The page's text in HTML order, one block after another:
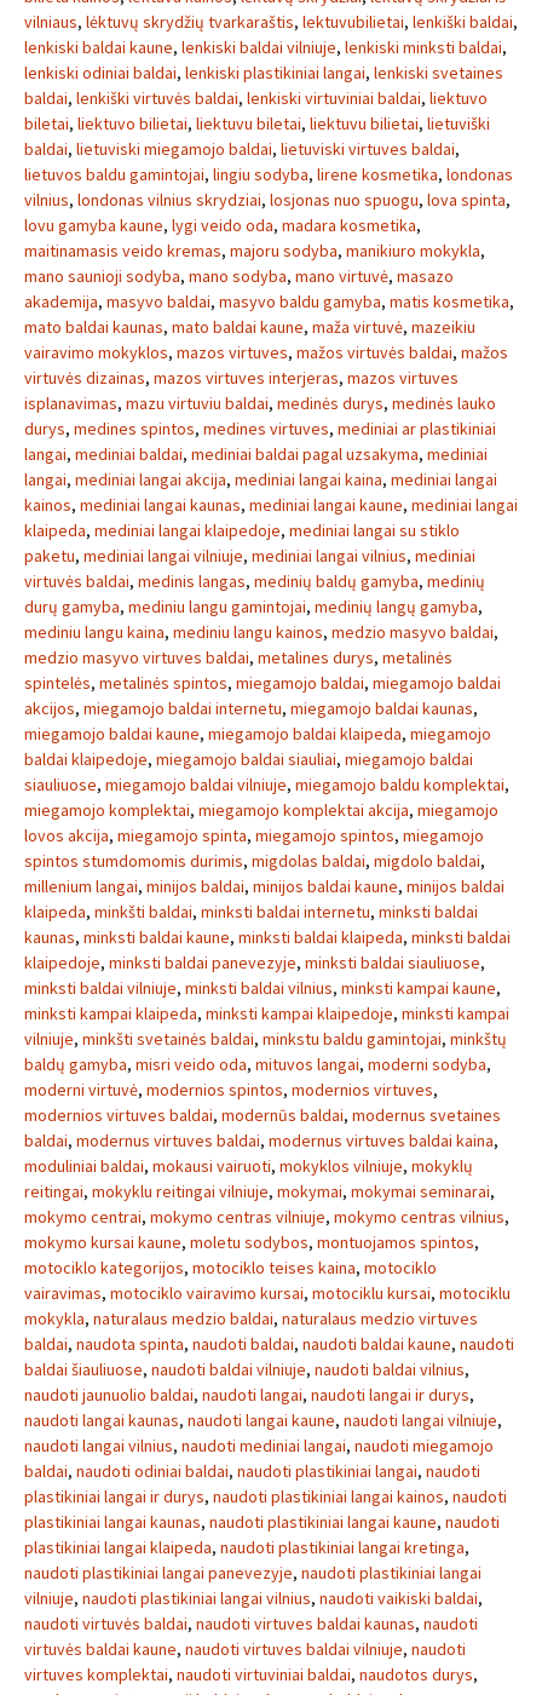
vilniaus, lėktuvų skrydžių tvarkaraštis, lektuvubilietai, lenkiški baldai,
lenkiski baldai kaune, lenkiski baldai vilniuje, lenkiski minksti baldai,
lenkiski odiniai baldai, lenkiski plastikiniai langai, lenkiski svetaines
baldai, lenkiški virtuvės baldai, lenkiski virtuviniai baldai, liektuvo
biletai, liektuvo bilietai, liektuvu biletai, liektuvu bilietai, lietuviški
baldai, lietuviski miegamojo baldai, lietuviski virtuves baldai,
lietuvos baldu gamintojai, lingiu sodyba, lirene kosmetika, londonas
vilnius, londonas vilnius skrydziai, losjonas nuo spuogu, lova spinta,
lovu gamyba kaune, lygi veido oda, madara kosmetika,
maitinamasis veido kremas, majoru sodyba, manikiuro mokykla,
mano saunioji sodyba, mano sodyba, mano virtuvė, masazo
akademija, masyvo baldai, masyvo baldu gamyba, matis kosmetika,
mato baldai kaunas, mato baldai kaune, maža virtuvė, mazeikiu
vairavimo mokyklos, mazos virtuves, mažos virtuvės baldai, mažos
virtuvės dizainas, mazos virtuves interjeras, mazos virtuves
isplanavimas, mazu virtuviu baldai, medinės durys, medinės lauko
durys, medines spintos, medines virtuves, mediniai ar plastikiniai
langai, mediniai baldai, mediniai baldai pagal uzsakyma, mediniai
langai, mediniai langai akcija, mediniai langai kaina, mediniai langai
kainos, mediniai langai kaunas, mediniai langai kaune, mediniai langai
klaipeda, mediniai langai klaipedoje, mediniai langai su stiklo
paketu, mediniai langai vilniuje, mediniai langai vilnius, mediniai
virtuvės baldai, medinis langas, medinių baldų gamyba, medinių
durų gamyba, mediniu langu gamintojai, medinių langų gamyba,
mediniu langu kaina, mediniu langu kainos, medzio masyvo baldai,
medzio masyvo virtuves baldai, metalines durys, metalinės
spintelės, metalinės spintos, miegamojo baldai, miegamojo baldai
akcijos, miegamojo baldai internetu, miegamojo baldai kaunas,
miegamojo baldai kaune, miegamojo baldai klaipeda, miegamojo
baldai klaipedoje, miegamojo baldai siauliai, miegamojo baldai
siauliuose, miegamojo baldai vilniuje, miegamojo baldu komplektai,
miegamojo komplektai, miegamojo komplektai akcija, miegamojo
lovos akcija, miegamojo spinta, miegamojo spintos, miegamojo
spintos stumdomomis durimis, migdolas baldai, migdolo baldai,
millenium langai, minijos baldai, minijos baldai kaune, minijos baldai
klaipeda, minkšti baldai, minksti baldai internetu, minksti baldai
kaunas, minksti baldai kaune, minksti baldai klaipeda, minksti baldai
klaipedoje, minksti baldai panevezyje, minksti baldai siauliuose,
minksti baldai vilniuje, minksti baldai vilnius, minksti kampai kaune,
minksti kampai klaipeda, minksti kampai klaipedoje, minksti kampai
vilniuje, minkšti svetainės baldai, minkstu baldu gamintojai, minkštų
baldų gamyba, misri veido oda, mituvos langai, moderni sodyba,
moderni virtuvė, modernios spintos, modernios virtuves,
modernios virtuves baldai, modernūs baldai, modernus svetaines
baldai, modernus virtuves baldai, modernus virtuves baldai kaina,
moduliniai baldai, mokausi vairuoti, mokyklos vilniuje, mokyklų
reitingai, mokyklu reitingai vilniuje, mokymai, mokymai seminarai,
mokymo centrai, mokymo centras vilniuje, mokymo centras vilnius,
mokymo kursai kaune, moletu sodybos, montuojamos spintos,
motociklo kategorijos, motociklo teises kaina, motociklo
vairavimas, motociklo vairavimo kursai, motociklu kursai, motociklu
mokykla, naturalaus medzio baldai, naturalaus medzio virtuves
baldai, naudota spinta, naudoti baldai, naudoti baldai kaune, naudoti
baldai šiauliuose, naudoti baldai vilniuje, naudoti baldai vilnius,
naudoti jaunuolio baldai, naudoti langai, naudoti langai ir durys,
naudoti langai kaunas, naudoti langai kaune, naudoti langai vilniuje,
naudoti langai vilnius, naudoti mediniai langai, naudoti miegamojo
baldai, naudoti odiniai baldai, naudoti plastikiniai langai, naudoti
plastikiniai langai ir durys, naudoti plastikiniai langai kainos, naudoti
plastikiniai langai kaunas, naudoti plastikiniai langai kaune, naudoti
plastikiniai langai klaipeda, naudoti plastikiniai langai kretinga,
naudoti plastikiniai langai panevezyje, naudoti plastikiniai langai
vilniuje, naudoti plastikiniai langai vilnius, naudoti vaikiski baldai,
naudoti virtuvės baldai, naudoti virtuves baldai kaunas, naudoti
virtuvės baldai kaune, naudoti virtuves baldai vilniuje, naudoti
virtuves komplektai, naudoti virtuviniai baldai, naudotos durys,